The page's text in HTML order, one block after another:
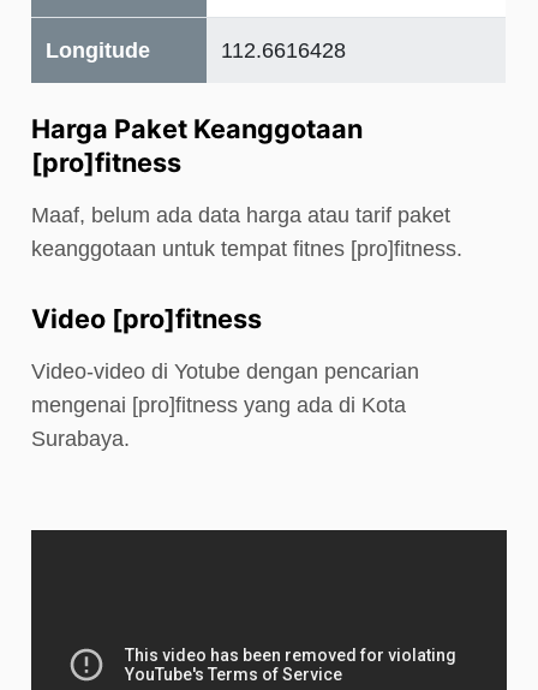
Longitude 112.6616428
Harga Paket Keanggotaan
[pro]fitness
Maaf, belum ada data harga atau tarif paket
keanggotaan untuk tempat fitnes [pro]fitness.
Video [pro]fitness
Video-video di Yotube dengan pencarian
mengenai [pro]fitness yang ada di Kota
Surabaya.